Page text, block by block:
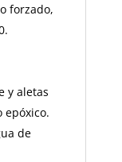
forzado,
y aletas
de